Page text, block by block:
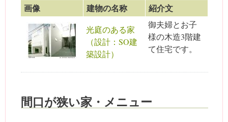
画像 建物の名称 紹介文
光庭のある家
（設計：SO建
築設計）
御夫婦とお子
様の木造3階建
て住宅です。
間口が狭い家・メニュー